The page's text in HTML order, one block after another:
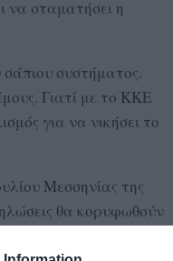
να σταματήσει η
συστήματος.
Γιατί με το ΚΚΕ
για να νικήσει το
Μεσσηνίας της
θα κορυφωθούν
στις 8.00 το βράδυ.